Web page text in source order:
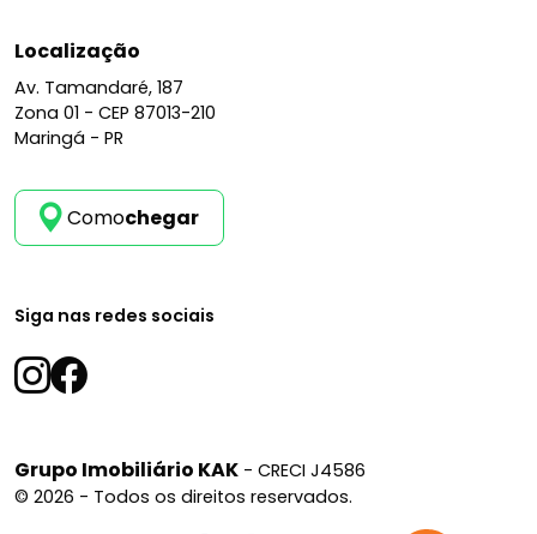
Localização
Av. Tamandaré, 187
Zona 01 - CEP 87013-210
Maringá - PR
Comochegar
Siga nas redes sociais
Grupo Imobiliário KAK - CRECI J4586
© 2026 - Todos os direitos reservados.